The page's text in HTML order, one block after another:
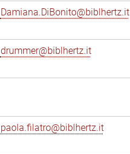
Damiana.DiBonito@biblhertz.it
drummer@biblhertz.it
paola.filatro@biblhertz.it